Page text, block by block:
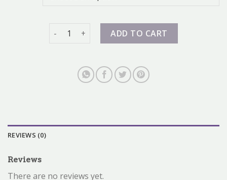
nike air max 720 quantity
ADD TO CART
REVIEWS (0)
Reviews
There are no reviews yet.